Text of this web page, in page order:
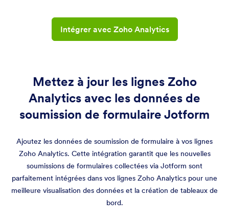
Intégrer avec Zoho Analytics
Mettez à jour les lignes Zoho
Analytics avec les données de
soumission de formulaire Jotform
Ajoutez les données de soumission de formulaire à vos lignes
Zoho Analytics. Cette intégration garantit que les nouvelles
soumissions de formulaires collectées via Jotform sont
parfaitement intégrées dans vos lignes Zoho Analytics pour une
meilleure visualisation des données et la création de tableaux de
bord.